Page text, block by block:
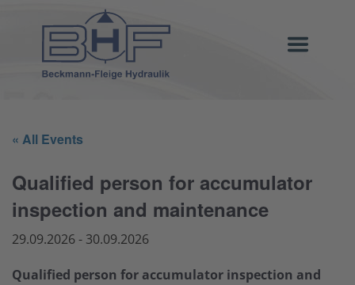
« All Events
Qualified person for accumulator
inspection and maintenance
29.09.2026- 30.09.2026
Qualified person for accumulator inspection and